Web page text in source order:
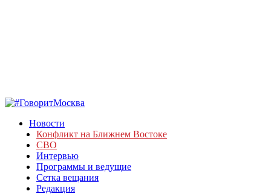
Новости
Конфликт на Ближнем Востоке
СВО
Интервью
Программы и ведущие
Сетка вещания
Редакция